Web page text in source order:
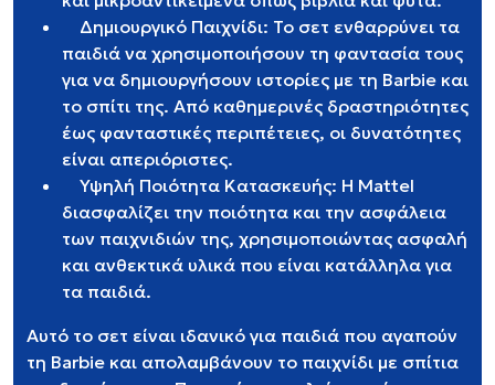
Δημιουργικό Παιχνίδι: Το σετ ενθαρρύνει τα
παιδιά να χρησιμοποιήσουν τη φαντασία τους
για να δημιουργήσουν ιστορίες με τη Barbie και
το σπίτι της. Από καθημερινές δραστηριότητες
έως φανταστικές περιπέτειες, οι δυνατότητες
είναι απεριόριστες.
Υψηλή Ποιότητα Κατασκευής: Η Mattel
διασφαλίζει την ποιότητα και την ασφάλεια
των παιχνιδιών της, χρησιμοποιώντας ασφαλή
και ανθεκτικά υλικά που είναι κατάλληλα για
τα παιδιά.
Αυτό το σετ είναι ιδανικό για παιδιά που αγαπούν
τη Barbie και απολαμβάνουν το παιχνίδι με σπίτια